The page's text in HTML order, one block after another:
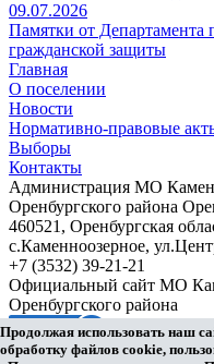
09.07.2026
Памятки от Департамента
гражданской защиты
Главная
О поселении
Новости
Нормативно-правовые
Выборы
Контакты
Администрация МО
Оренбургского района
460521, Оренбургская
с.Каменноозерное,
+7 (3532) 39-21-21
Официальный сайт МО
Оренбургского района
Продолжая использовать наш
обработку файлов cookie,